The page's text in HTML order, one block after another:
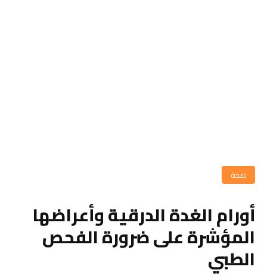
صحة
أورام الغدة الدرقية وأعراضها
المؤشرة على ضرورة الفحص
الطبي